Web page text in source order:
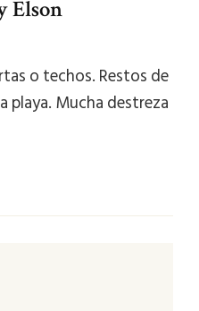
Elson
o techos. Restos de
playa. Mucha destreza